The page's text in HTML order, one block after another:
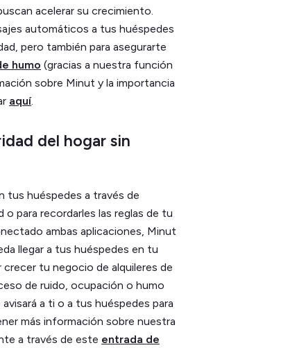
acelerar su crecimiento.
automáticos a tus huéspedes
pero también para asegurarte
humo (gracias a nuestra función
sobre Minut y la importancia
aquí.
del hogar sin
tus huéspedes a través de
o para recordarles las reglas de tu
ambas aplicaciones, Minut
llegar a tus huéspedes en tu
tu negocio de alquileres de
de ruido, ocupación o humo
a ti o a tus huéspedes para
más información sobre nuestra
a través de este entrada de